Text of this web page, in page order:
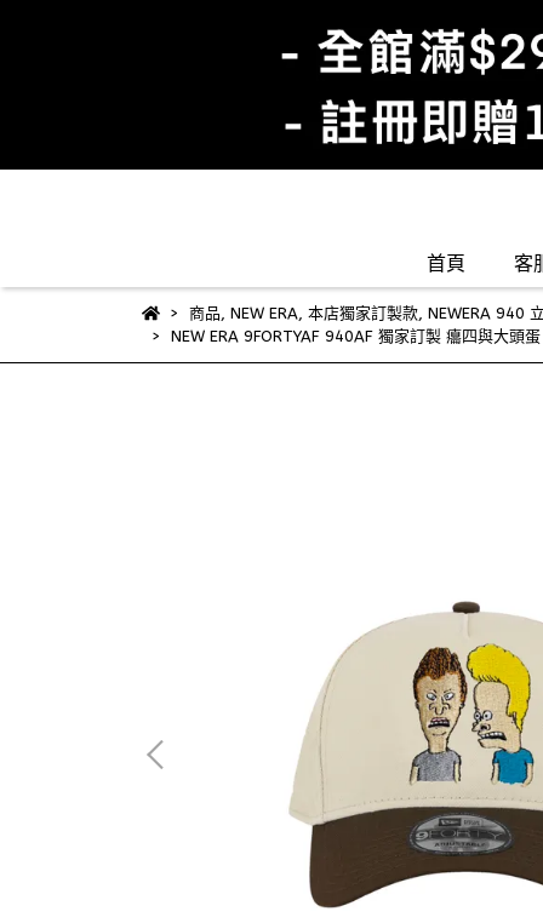
首頁 客
商品, NEW ERA, 本店獨家訂製款, NEWERA 940
NEW ERA 9FORTYAF 940AF 獨家訂製 癟四與大